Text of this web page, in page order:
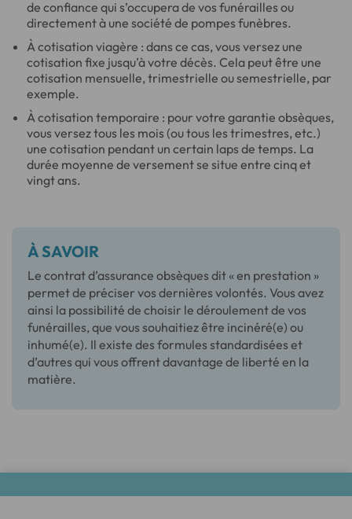
de confiance qui s’occupera de vos funérailles ou
directement à une société de pompes funèbres.
À cotisation viagère : dans ce cas, vous versez une
cotisation fixe jusqu’à votre décès. Cela peut être une
cotisation mensuelle, trimestrielle ou semestrielle, par
exemple.
À cotisation temporaire : pour votre garantie obsèques,
vous versez tous les mois (ou tous les trimestres, etc.)
une cotisation pendant un certain laps de temps. La
durée moyenne de versement se situe entre cinq et
vingt ans.
À SAVOIR
Le contrat d’assurance obsèques dit « en prestation »
permet de préciser vos dernières volontés. Vous avez
ainsi la possibilité de choisir le déroulement de vos
funérailles, que vous souhaitiez être incinéré(e) ou
inhumé(e). Il existe des formules standardisées et
d’autres qui vous offrent davantage de liberté en la
matière.